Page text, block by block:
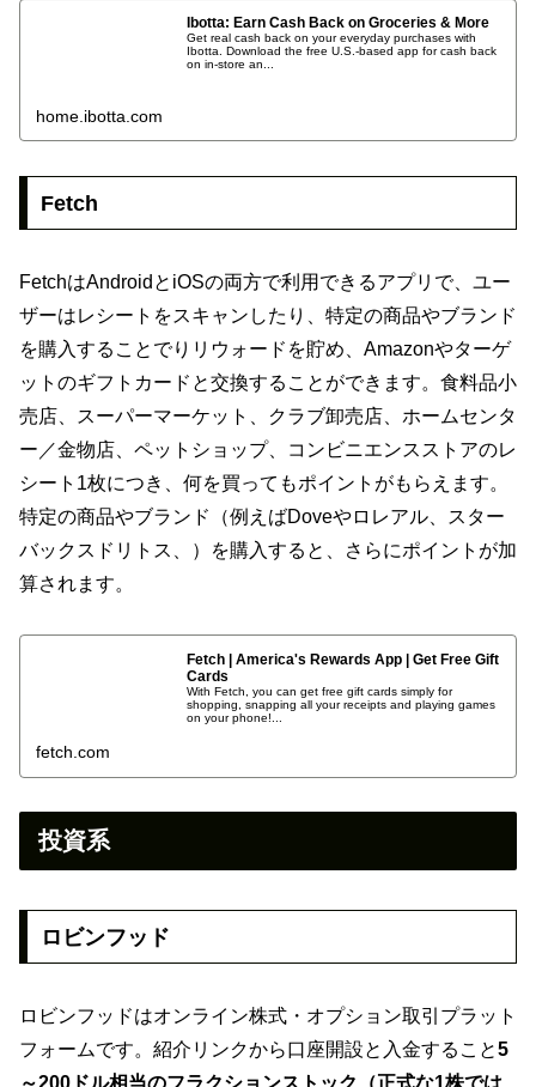
Ibotta: Earn Cash Back on Groceries & More
Get real cash back on your everyday purchases with
Ibotta. Download the free U.S.-based app for cash back
on in-store an...
home.ibotta.com
Fetch
FetchはAndroidとiOSの両方で利用できるアプリで、ユー
ザーはレシートをスキャンしたり、特定の商品やブランド
を購入することでりリウォードを貯め、Amazonやターゲ
ットのギフトカードと交換することができます。食料品小
売店、スーパーマーケット、クラブ卸売店、ホームセンタ
ー／金物店、ペットショップ、コンビニエンスストアのレ
シート1枚につき、何を買ってもポイントがもらえます。
特定の商品やブランド（例えばDoveやロレアル、スター
バックスドリトス、）を購入すると、さらにポイントが加
算されます。
Fetch | America's Rewards App | Get Free Gift
Cards
With Fetch, you can get free gift cards simply for
shopping, snapping all your receipts and playing games
on your phone!...
fetch.com
投資系
ロビンフッド
ロビンフッドはオンライン株式・オプション取引プラット
フォームです。紹介リンクから口座開設と入金すること5
～200ドル相当のフラクションストック（正式な1株では